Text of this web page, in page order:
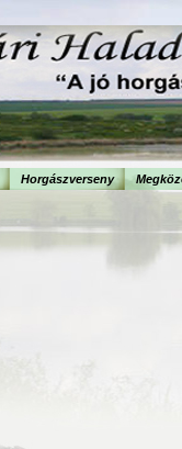
Horgászverseny